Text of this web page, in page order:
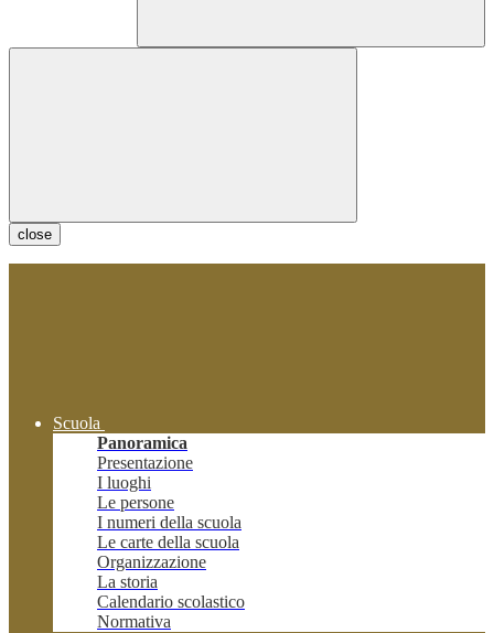
close
Scuola
Panoramica
Presentazione
I luoghi
Le persone
I numeri della scuola
Le carte della scuola
Organizzazione
La storia
Calendario scolastico
Normativa